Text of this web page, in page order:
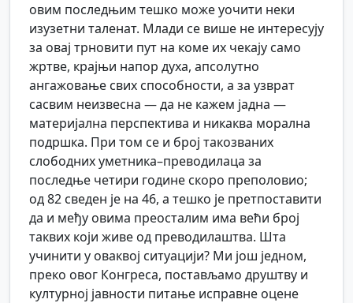
овим последњим тешко може уочити неки
изузетни таленат. Млади се више не интересују
за овај трновити пут на коме их чекају само
жртве, крајњи напор духа, апсолутно
ангажовање свих способности, а за узврат
сасвим неизвесна — да не кажем јадна —
материјална перспектива и никаква морална
подршка. При том се и број такозваних
слободних уметника–преводилаца за
последње четири године скоро преполовио;
од 82 сведен је на 46, а тешко је претпоставити
да и међу овима преосталим има већи број
таквих који живе од преводилаштва. Шта
учинити у оваквој ситуацији? Ми још једном,
преко овог Конгреса, постављамо друштву и
културној јавности питање исправне оцене